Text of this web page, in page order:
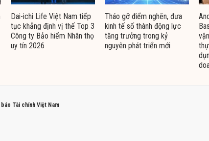
Dai-ichi Life Việt Nam tiếp
tục khẳng định vị thế Top 3
Công ty Bảo hiểm Nhân thọ
uy tín 2026
Tháo gỡ điểm nghẽn, đưa
kinh tế số thành động lực
tăng trưởng trong kỷ
nguyên phát triển mới
Tài chính Việt Nam